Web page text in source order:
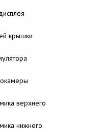
крышки
верхнего
нижнего